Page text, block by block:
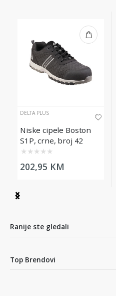
DELTA PLUS
Niske cipele Boston
S1P, crne, broj 42
★ ★ ★ ★ ★
202,95 KM
Item
4
Ranije ste gledali
Top Brendovi